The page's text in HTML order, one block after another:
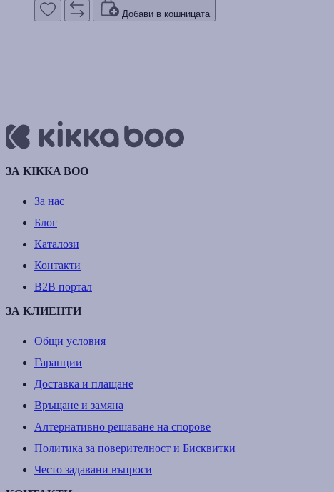
Добави в кошницата
ЗА KIKKA BOO
За нас
Блог
Каталози
Контакти
B2B портал
ЗА КЛИЕНТИ
Общи условия
Гаранции
Доставка и плащане
Връщане и замяна
Алтернативно решаване на спорове
Политика за поверителност и Бисквитки
Често задавани въпроси